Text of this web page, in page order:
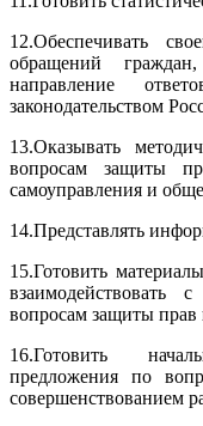
12.Обеспечивать
обращений
направление
законодательством
13.Оказывать
вопросам защиты
самоуправления и
14.Представлять
15.Готовить
взаимодействовать
вопросам защиты прав
16.Готовить
предложения по
совершенствованием